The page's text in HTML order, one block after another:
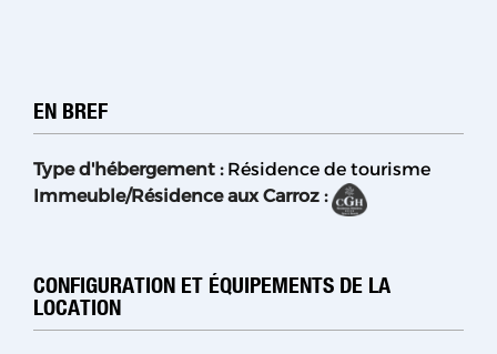
EN BREF
Type d'hébergement : Résidence de tourisme
Immeuble/Résidence aux Carroz :
CONFIGURATION ET ÉQUIPEMENTS DE LA
LOCATION